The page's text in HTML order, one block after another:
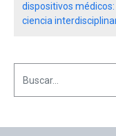
dispositivos
ciencia